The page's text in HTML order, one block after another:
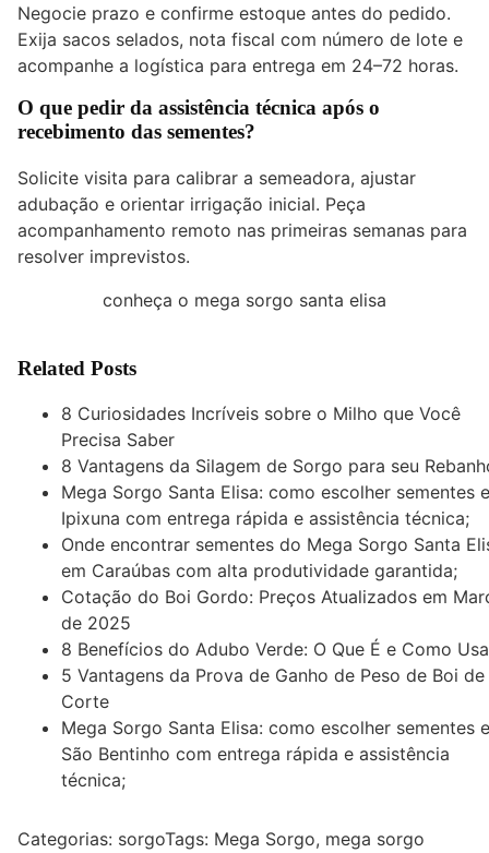
Negocie prazo e confirme estoque antes do pedido.
Exija sacos selados, nota fiscal com número de lote e
acompanhe a logística para entrega em 24–72 horas.
O que pedir da assistência técnica após o
recebimento das sementes?
Solicite visita para calibrar a semeadora, ajustar
adubação e orientar irrigação inicial. Peça
acompanhamento remoto nas primeiras semanas para
resolver imprevistos.
conheça o mega sorgo santa elisa
Related Posts
8 Curiosidades Incríveis sobre o Milho que Você
Precisa Saber
8 Vantagens da Silagem de Sorgo para seu
Mega Sorgo Santa Elisa: como escolher sementes
Ipixuna com entrega rápida e assistência técnica;
Onde encontrar sementes do Mega Sorgo Santa
em Caraúbas com alta produtividade garantida;
Cotação do Boi Gordo: Preços Atualizados em
de 2025
8 Benefícios do Adubo Verde: O Que É e Como
5 Vantagens da Prova de Ganho de Peso de Boi de
Corte
Mega Sorgo Santa Elisa: como escolher sementes
São Bentinho com entrega rápida e assistência
técnica;
Categorias: sorgoTags: Mega Sorgo, mega sorgo